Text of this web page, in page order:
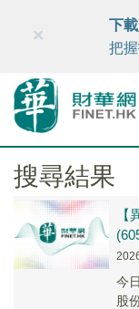
財華智庫網
×
下
把
搜尋結果
今
股